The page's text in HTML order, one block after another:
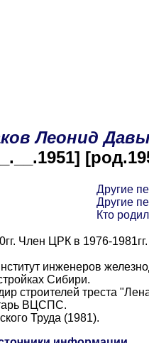
Леонид
Другие
Другие
Кто
Член ЦРК в 1976-1981гг.
инженеров
Сибири.
строителей треста
ВЦСПС.
Труда (1981).